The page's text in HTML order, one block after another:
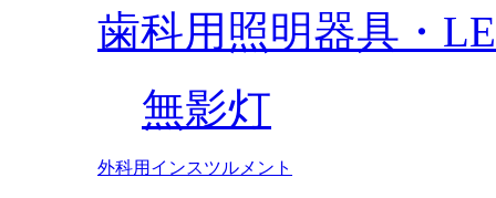
歯科用照明器具・
無影灯
外科用インスツルメント